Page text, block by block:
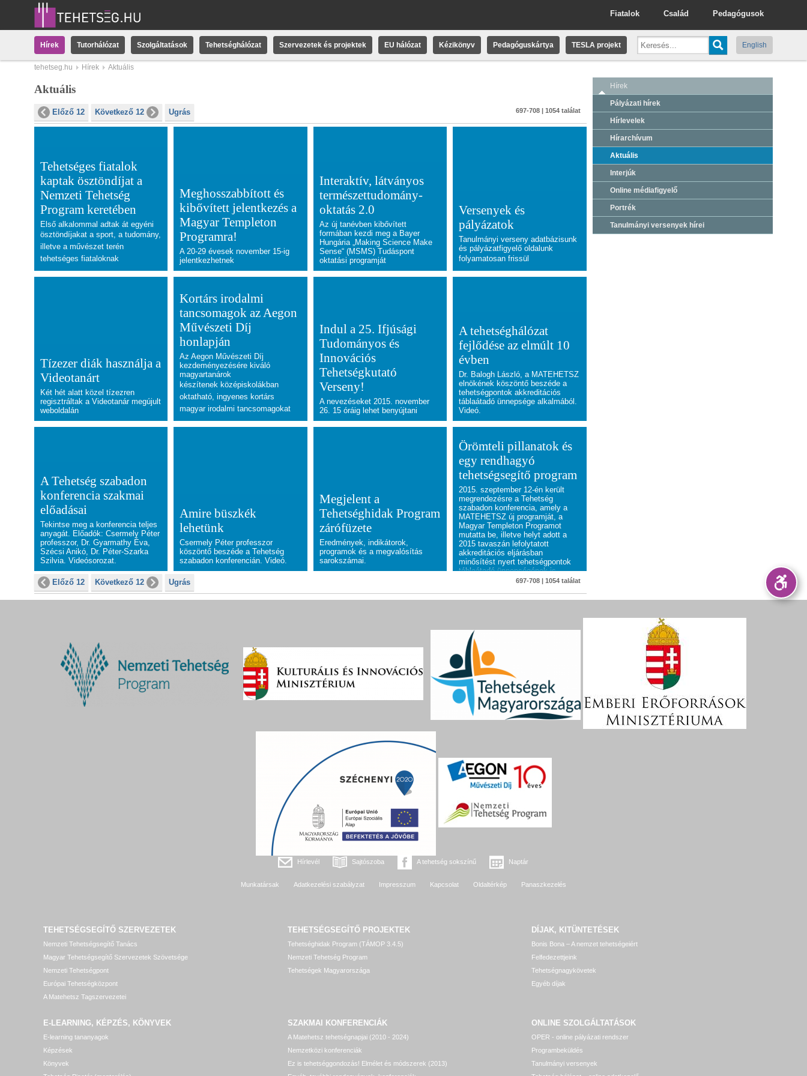
Pedagógusok
Család
Fiatalok
Hírek Tutorhálózat Szolgáltatások Tehetséghálózat Szervezetek és projektek EU hálózat Kézikönyv Pedagóguskártya TESLA projekt English
tehetseg.hu Hírek Aktuális
Aktuális
Előző 12 Következő 12 Ugrás 697-708 | 1054 találat
Tehetséges fiatalok
kaptak ösztöndíjat a
Nemzeti Tehetség
Program keretében
Első alkalommal adtak át egyéni
ösztöndíjakat asport, a tudomány,
illetve a művészet terén
tehetséges fiataloknak
Meghosszabbított és
kibővített jelentkezés a
Magyar Templeton
Programra!
A 20-29 évesek november 15-ig
jelentkezhetnek
Interaktív, látványos
természettudomány-
oktatás 2.0
Az új tanévben kibővített
formában kezdi meg a Bayer
Hungária „Making Science Make
Sense“ (MSMS) Tudáspont
oktatási programját
Versenyek és
pályázatok
Tanulmányi verseny adatbázisunk
és pályázatfigyelő oldalunk
folyamatosan frissül
Tízezer diák használja a
Videotanárt
Két hét alatt közel tízezren
regisztráltak a Videotanár megújult
weboldalán
Kortárs irodalmi
tancsomagok az Aegon
Művészeti Díj
honlapján
Az Aegon Művészeti Díj
kezdeményezésére kiváló
magyartanárok
készítenek középiskolákban
oktatható, ingyenes kortárs
magyarirodalmi tancsomagokat
Indul a 25. Ifjúsági
Tudományos és
Innovációs
Tehetségkutató
Verseny!
A nevezéseket 2015. november
26. 15 óráig lehet benyújtani
A tehetséghálózat
fejlődése az elmúlt 10
évben
Dr. Balogh László, a MATEHETSZ
elnökének köszöntő beszéde a
tehetségpontok akkreditációs
táblaátadó ünnepsége alkalmából.
Videó.
A Tehetség szabadon
konferencia szakmai
előadásai
Tekintse meg a konferencia teljes
anyagát. Előadók: Csermely Péter
professzor, Dr. Gyarmathy Éva,
Szécsi Anikó, Dr. Péter-Szarka
Szilvia. Videósorozat.
Amire büszkék
lehetünk
Csermely Péter professzor
köszöntő beszéde a Tehetség
szabadon konferencián. Videó.
Megjelent a
Tehetséghidak Program
zárófüzete
Eredmények, indikátorok,
programok és a megvalósítás
sarokszámai.
Örömteli pillanatok és
egy rendhagyó
tehetségsegítő program
2015. szeptember 12-én került
megrendezésre a Tehetség
szabadon konferencia, amely a
MATEHETSZ új programját, a
Magyar Templeton Programot
mutatta be, illetve helyt adott a
2015 tavaszán lefolytatott
akkreditációs eljárásban
minősítést nyert tehetségpontok
táblaátadó ünnepségének is.
Előző 12
Következő 12 Ugrás 697-708 | 1054 találat
Hírek
Pályázati hírek
Hírlevelek
Hírarchívum
Aktuális
Interjúk
Online médiafigyelő
Portrék
Tanulmányi versenyek hírei
Hírlevél Sajtószoba A tehetség sokszínű Naptár
Munkatársak Adatkezelési szabályzat Impresszum Kapcsolat Oldaltérkép Panaszkezelés
TEHETSÉGSEGÍTŐ SZERVEZETEK
Nemzeti Tehetségsegítő Tanács
Magyar Tehetségsegítő Szervezetek Szövetsége
Nemzeti Tehetségpont
Európai Tehetségközpont
A Matehetsz Tagszervezetei
TEHETSÉGSEGÍTŐ PROJEKTEK
Tehetséghidak Program (TÁMOP 3.4.5)
Nemzeti Tehetség Program
Tehetségek Magyarországa
DÍJAK, KITÜNTETÉSEK
Bonis Bona – A nemzet tehetségeiért
Felfedezettjeink
Tehetségnagykövetek
Egyéb díjak
E-LEARNING, KÉPZÉS, KÖNYVEK
E-learning tananyagok
Képzések
Könyvek
SZAKMAI KONFERENCIÁK
A Matehetsz tehetségnapjai (2010 - 2024)
Nemzetközi konferenciák
Ez is tehetséggondozás! Elmélet és módszerek (2013)
ONLINE SZOLGÁLTATÁSOK
OPER - online pályázati rendszer
Programbeküldés
Tanulmányi versenyek